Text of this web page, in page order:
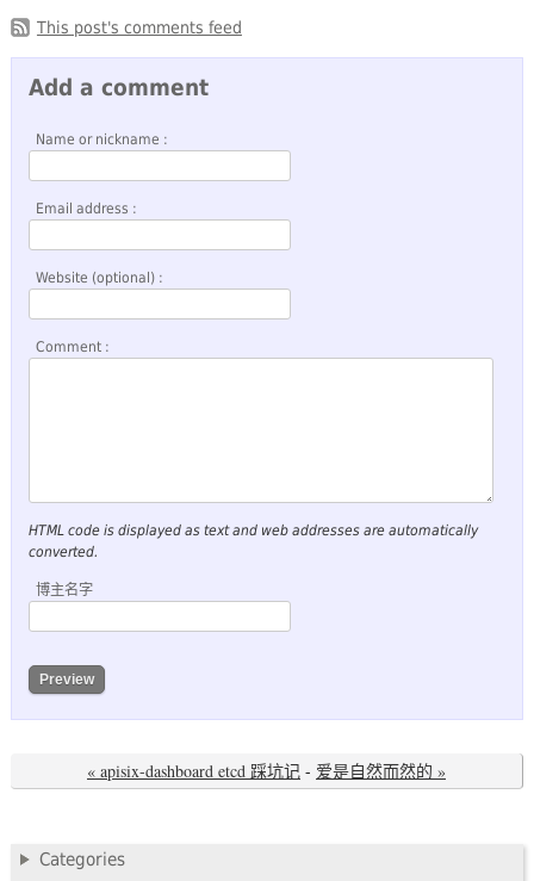
This post's comments feed
Add a comment
Name or nickname :
Email address :
Website (optional) :
Comment :
HTML code is displayed as text and web addresses are automatically
converted.
博主名字
« apisix-dashboard etcd 踩坑记 - 爱是自然而然的 »
Categories